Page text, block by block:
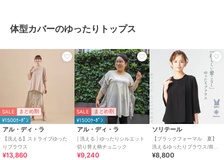
体型カバーのゆったりトップス
SALE まとめ割
¥1500ｸｰﾎﾟﾝ
アル・ディ・ラ
【洗える】ストライプゆった
りブラウス
¥13,860
SALE まとめ割
¥1500ｸｰﾎﾟﾝ
アル・ディ・ラ
[ 洗える ] ゆったりシルエット
切り替え柄チュニック
¥9,240
ソリテール
【ブラックフォーマル 夏】
洗えるゆったりブラウス/喪服/
礼服/レディース/法事/卒業式
¥8,800